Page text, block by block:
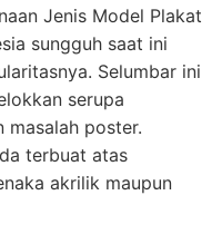
Jenis Model Plakat
sungguh saat ini
Selumbar ini
serupa
masalah poster.
terbuat atas
akrilik maupun